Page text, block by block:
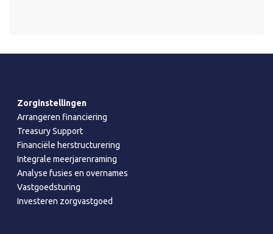
Zorginstellingen
Arrangeren financiering
Treasury Support
Financiële herstructurering
Integrale meerjarenraming
Analyse fusies en overnames
Vastgoedsturing
Investeren zorgvastgoed